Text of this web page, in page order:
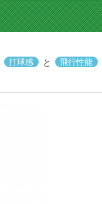
打球感 と 飛行性能